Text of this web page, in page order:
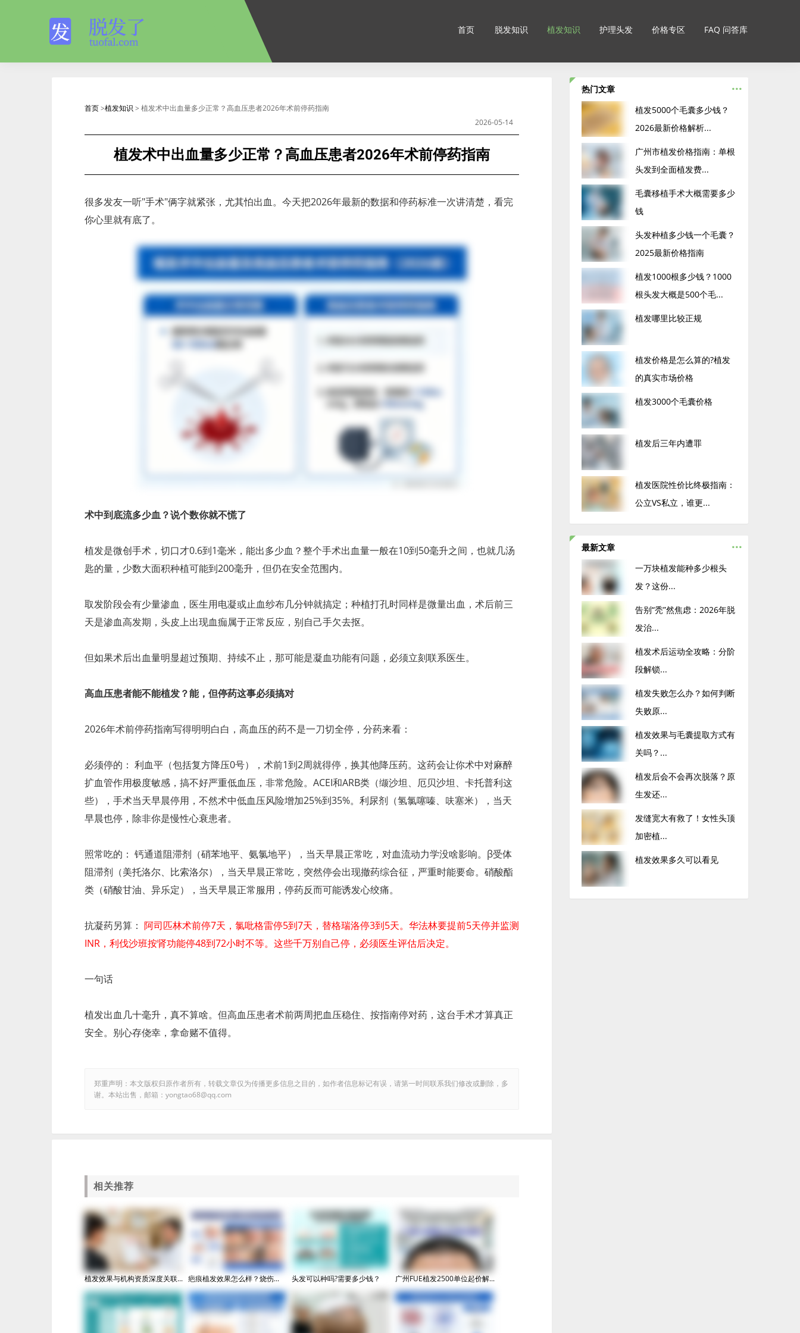
首页 脱发知识 植发知识 护理头发 价格专区 FAQ 问答库
首页>植发知识 > 植发术中出血量多少正常？高血压患者2026年术前停药指南
2026-05-14
植发术中出血量多少正常？高血压患者2026年术前停药指南
很多发友一听"手术"俩字就紧张，尤其怕出血。今天把2026年最新的数据和停药标准一次讲清楚，看完
你心里就有底了。
术中到底流多少血？说个数你就不慌了
植发是微创手术，切口才0.6到1毫米，能出多少血？整个手术出血量一般在10到50毫升之间，也就几汤
匙的量，少数大面积种植可能到200毫升，但仍在安全范围内。
取发阶段会有少量渗血，医生用电凝或止血纱布几分钟就搞定；种植打孔时同样是微量出血，术后前三
天是渗血高发期，头皮上出现血痂属于正常反应，别自己手欠去抠。
但如果术后出血量明显超过预期、持续不止，那可能是凝血功能有问题，必须立刻联系医生。
高血压患者能不能植发？能，但停药这事必须搞对
2026年术前停药指南写得明明白白，高血压的药不是一刀切全停，分药来看：
必须停的： 利血平（包括复方降压0号），术前1到2周就得停，换其他降压药。这药会让你术中对麻醉
扩血管作用极度敏感，搞不好严重低血压，非常危险。ACEI和ARB类（缬沙坦、厄贝沙坦、卡托普利这
些），手术当天早晨停用，不然术中低血压风险增加25%到35%。利尿剂（氢氯噻嗪、呋塞米），当天
早晨也停，除非你是慢性心衰患者。
照常吃的： 钙通道阻滞剂（硝苯地平、氨氯地平），当天早晨正常吃，对血流动力学没啥影响。β受体
阻滞剂（美托洛尔、比索洛尔），当天早晨正常吃，突然停会出现撤药综合征，严重时能要命。硝酸酯
类（硝酸甘油、异乐定），当天早晨正常服用，停药反而可能诱发心绞痛。
抗凝药另算： 阿司匹林术前停7天，氯吡格雷停5到7天，替格瑞洛停3到5天。华法林要提前5天停并监测
INR，利伐沙班按肾功能停48到72小时不等。这些千万别自己停，必须医生评估后决定。
一句话
植发出血几十毫升，真不算啥。但高血压患者术前两周把血压稳住、按指南停对药，这台手术才算真正
安全。别心存侥幸，拿命赌不值得。
郑重声明：本文版权归原作者所有，转载文章仅为传播更多信息之目的，如作者信息标记有误，请第一时间联系我们修改或删除，多
谢。本站出售，邮箱：yongtao68@qq.com
相关推荐
植发效果与机构资质深度关联... ​疤痕植发效果怎么样？烧伤... 头发可以种吗?需要多少钱？ 广州FUE植发2500单位起价解...
热门文章 ...
‌植发5000个毛囊多少钱？
2026最新价格解析...
广州市植发价格指南：单根
头发到全面植发费...
毛囊移植手术大概需要多少
钱
头发种植多少钱一个毛囊？
2025最新价格指南
植发1000根多少钱？1000
根头发大概是500个毛...
植发哪里比较正规
植发价格是怎么算的?植发
的真实市场价格
植发3000个毛囊价格
植发后三年内遭罪
植发医院性价比终极指南：
公立VS私立，谁更...
最新文章 ...
一万块植发能种多少根头
发？这份...
告别“秃”然焦虑：2026年脱
发治...
植发术后运动全攻略：分阶
段解锁...
植发失败怎么办？如何判断
失败原...
植发效果与毛囊提取方式有
关吗？...
植发后会不会再次脱落？原
生发还...
发缝宽大有救了！女性头顶
加密植...
植发效果多久可以看见